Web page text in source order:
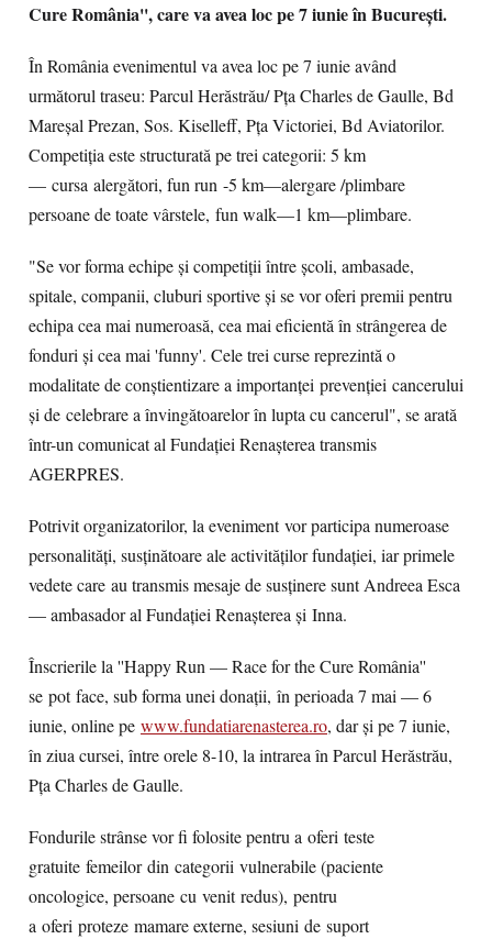
Cure România'', care va avea loc pe 7 iunie în București.
În România evenimentul va avea loc pe 7 iunie având
următorul traseu: Parcul Herăstrău/ Pța Charles de Gaulle, Bd
Mareșal Prezan, Sos. Kiselleff, Pța Victoriei, Bd Aviatorilor.
Competiția este structurată pe trei categorii: 5 km
— cursa alergători, fun run -5 km—alergare /plimbare
persoane de toate vârstele, fun walk—1 km—plimbare.
"Se vor forma echipe și competiții între școli, ambasade,
spitale, companii, cluburi sportive și se vor oferi premii pentru
echipa cea mai numeroasă, cea mai eficientă în strângerea de
fonduri și cea mai 'funny'. Cele trei curse reprezintă o
modalitate de conștientizare a importanței prevenției cancerului
și de celebrare a învingătoarelor în lupta cu cancerul", se arată
într-un comunicat al Fundației Renașterea transmis
AGERPRES.
Potrivit organizatorilor, la eveniment vor participa numeroase
personalități, susținătoare ale activităților fundației, iar primele
vedete care au transmis mesaje de susținere sunt Andreea Esca
— ambasador al Fundației Renașterea și Inna.
Înscrierile la ''Happy Run — Race for the Cure România''
se pot face, sub forma unei donații, în perioada 7 mai — 6
iunie, online pe www.fundatiarenasterea.ro, dar și pe 7 iunie,
în ziua cursei, între orele 8-10, la intrarea în Parcul Herăstrău,
Pța Charles de Gaulle.
Fondurile strânse vor fi folosite pentru a oferi teste
gratuite femeilor din categorii vulnerabile (paciente
oncologice, persoane cu venit redus), pentru
a oferi proteze mamare externe, sesiuni de suport